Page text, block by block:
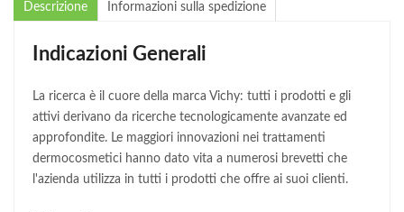
Descrizione Informazioni sulla spedizione
Indicazioni Generali
La ricerca è il cuore della marca Vichy: tutti i prodotti e gli
attivi derivano da ricerche tecnologicamente avanzate ed
approfondite. Le maggiori innovazioni nei trattamenti
dermocosmetici hanno dato vita a numerosi brevetti che
l'azienda utilizza in tutti i prodotti che offre ai suoi clienti.